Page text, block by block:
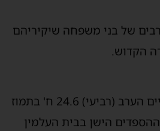
של בני משפחה שיקיריהם
כאמור, הלוויתו תתקיים הערב (רביעי) 24.6 ח' בתמוז
ההספדים הישן בבית העלמין